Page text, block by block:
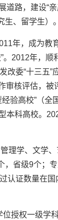
路，建设“
、留学生）。
年，成为教
。2012年，
改委“十三五
审核评估，被
验高校”（全
本科高校。
理学、文学
省级9个；专
认证数量在
授权一级学